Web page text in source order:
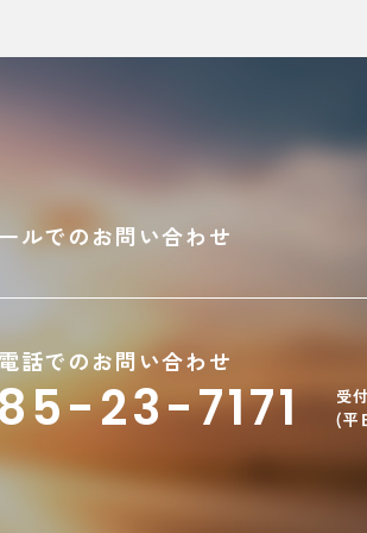
ルでのお問い合わせ
話でのお問い合わせ
23-7171
受
(平